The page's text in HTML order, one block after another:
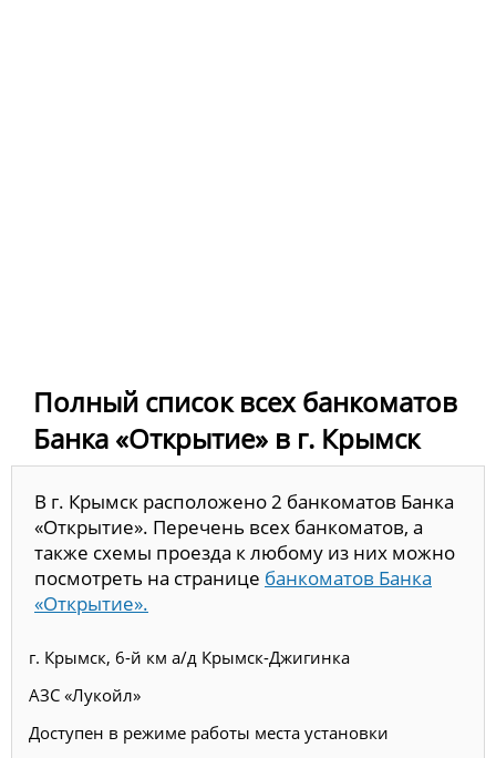
Полный список всех банкоматов
Банка «Открытие» в г. Крымск
В г. Крымск расположено 2 банкоматов Банка
«Открытие». Перечень всех банкоматов, а
также схемы проезда к любому из них можно
посмотреть на странице банкоматов Банка
«Открытие».
г. Крымск, 6-й км а/д Крымск-Джигинка
АЗС «Лукойл»
Доступен в режиме работы места установки